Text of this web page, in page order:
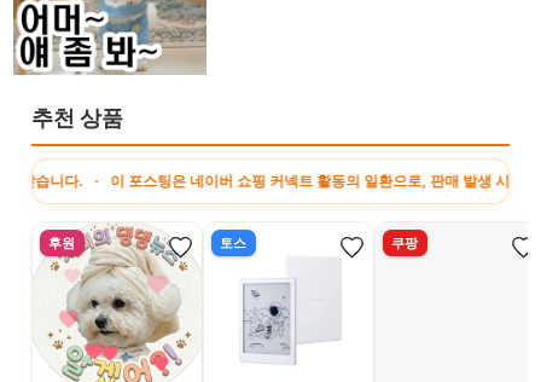
추천 상품
다. · 이 포스팅은 네이버 쇼핑 커넥트 활동의 일환으로, 판매 발생 시 수수료
후원 토스 쿠팡